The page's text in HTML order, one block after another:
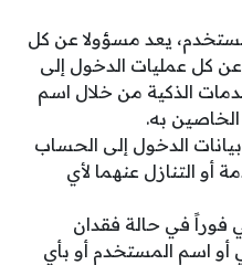
يعد مسؤولا عن كل
كل عمليات الدخول إلى
الذكية من خلال اسم
به.
بيانات الدخول إلى الحساب
أو التنازل عنهما لأي
فوراً في حالة فقدان
اسم المستخدم أو بأي